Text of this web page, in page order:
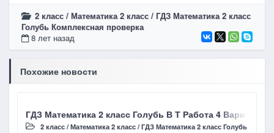
2 класс / Математика 2 класс / ГДЗ Математика 2 класс
Голубь Комплексная проверка
8 лет назад
Похожие новости
ГДЗ Математика 2 класс Голубь В Т Работа 4 Вариант
2 класс / Математика 2 класс / ГДЗ Математика 2 класс Голубь